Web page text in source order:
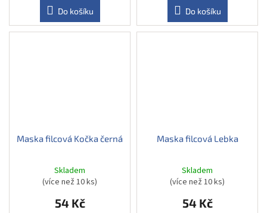
Do košíku Do košíku
Maska filcová Kočka černá
Skladem
(více než 10 ks)
54 Kč
Maska filcová Lebka
Skladem
(více než 10 ks)
54 Kč